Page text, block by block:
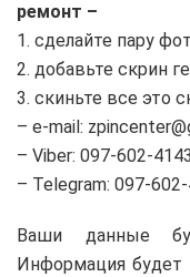
ремонт –
1. сделайте пару
2. добавьте скрин
3. скиньте все это
– e-mail:
– Viber: 097-602-4143
– Telegram: 097-
Ваши данные
Информация будет